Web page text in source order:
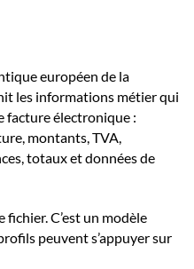
européen de la
les informations métier qui
facture électronique :
montants, TVA,
totaux et données de
fichier. C’est un modèle
peuvent s’appuyer sur